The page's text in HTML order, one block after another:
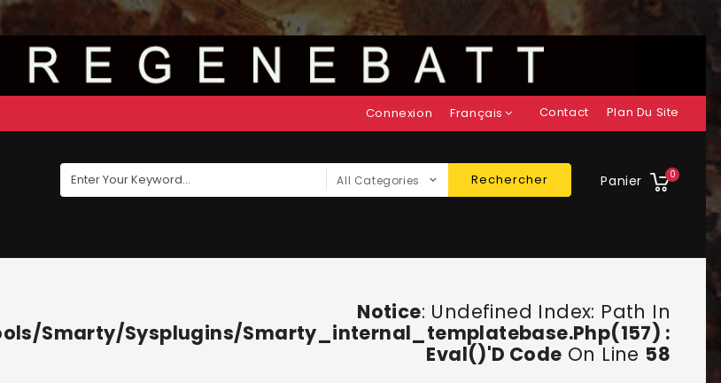
Contact Plan Du Site
Français
Connexion
Panier 0
All Categories Rechercher
Notice: Undefined Index: Path In
smarty/sysplugins/smarty_internal_templatebase.php(157) :
Eval()'d Code On Line 58